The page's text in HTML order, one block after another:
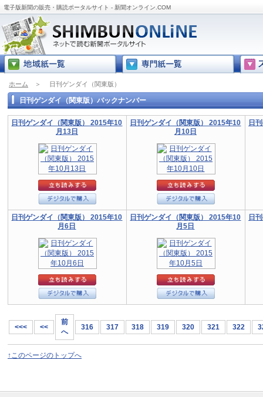
電子版新聞の販売・購読ポータルサイト - 新聞オンライン.COM
ホーム ＞ 日刊ゲンダイ（関東版）
日刊ゲンダイ（関東版）バックナンバー
日刊ゲンダイ（関東版） 2015年10
月13日
日刊ゲンダイ（関東版） 2015年10
月10日
日
日刊ゲンダイ（関東版） 2015年10
月6日
日刊ゲンダイ（関東版） 2015年10
月5日
日
<<< <<
前
へ
316 317 318 319 320 321 322
↑このページのトップへ